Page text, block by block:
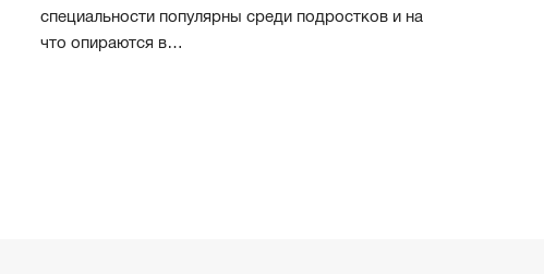
специальности популярны среди подростков и на
что опираются в…